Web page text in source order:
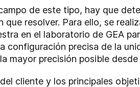
de este tipo, hay que
que resolver. Para ello, se
en el laboratorio de GEA
configuración precisa de la
mayor precisión posible desde
cliente y los principales